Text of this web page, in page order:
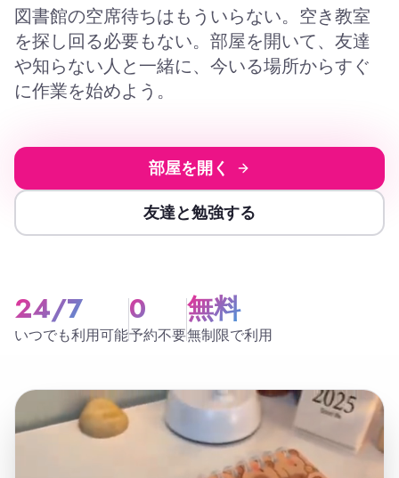
図書館の空席待ちはもういらない。空き教室
を探し回る必要もない。部屋を開いて、友達
や知らない人と一緒に、今いる場所からすぐ
に作業を始めよう。
部屋を開く
友達と勉強する
24/7
いつでも利用可能
0
予約不要
無料
無制限で利用